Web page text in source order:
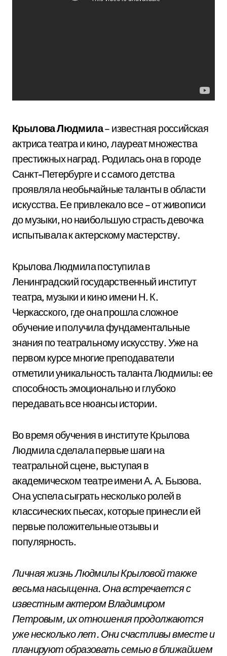
Крылова Людмила– известная российская
актриса театра и кино, лауреат множества
престижных наград. Родилась она в городе
Санкт-Петербурге и с самого детства
проявляла необычайные таланты в области
искусства. Ее привлекало все – от живописи
до музыки, но наибольшую страсть девочка
испытывала к актерскому мастерству.
Крылова Людмила поступила в
Ленинградский государственный институт
театра, музыки и кино имени Н. К.
Черкасского, где она прошла сложное
обучение и получила фундаментальные
знания по театральному искусству. Уже на
первом курсе многие преподаватели
отметили уникальность таланта Людмилы: ее
способность эмоционально и глубоко
передавать все нюансы истории.
Во время обучения в институте Крылова
Людмила сделала первые шаги на
театральной сцене, выступая в
академическом театре имени А. А. Бызова.
Она успела сыграть несколько ролей в
классических пьесах, которые принесли ей
первые положительные отзывы и
популярность.
Личная жизнь Людмилы Крыловой также
весьма насыщенна. Она встречается с
известным актером Владимиром
Петровым, их отношения продолжаются
уже несколько лет. Они счастливы вместе и
планируют образовать семью в ближайшем